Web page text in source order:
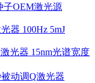
子OEM激光源
器 100Hz 5mJ
光器 15nm光谱宽度
动调Q激光器